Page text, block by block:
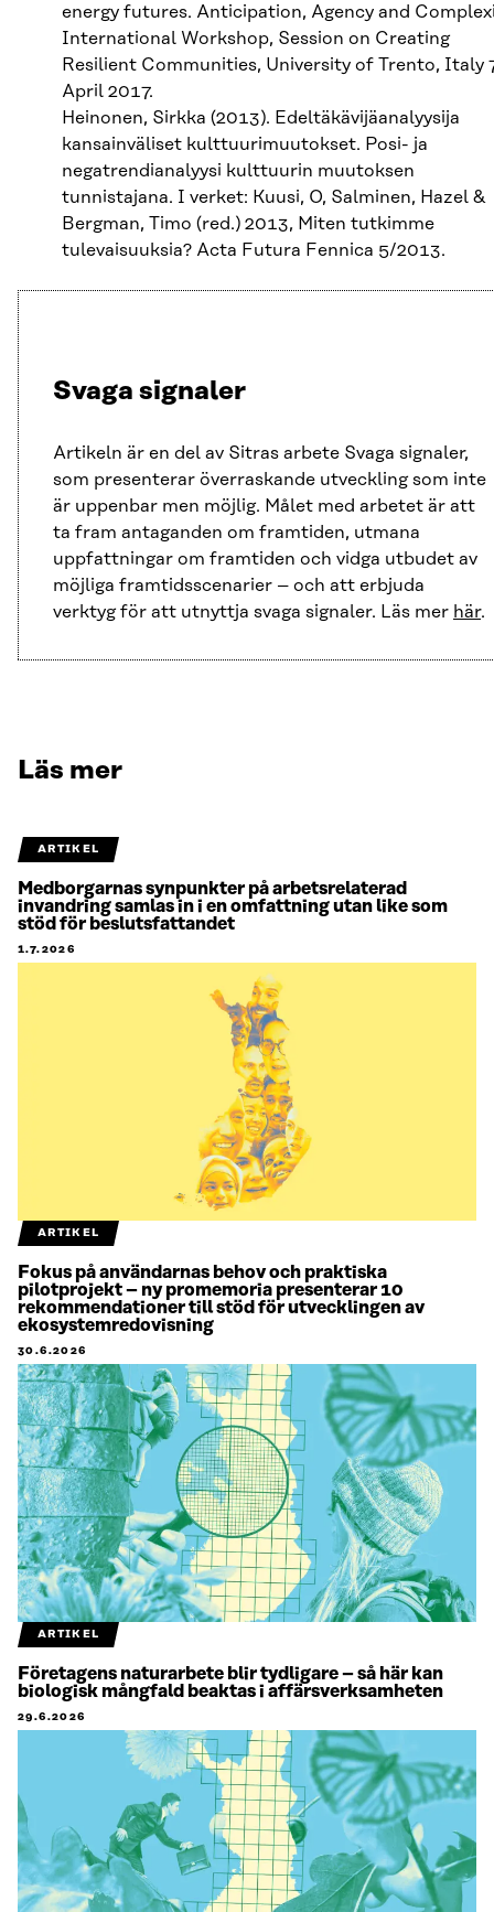
energy futures. Anticipation, Agency and
International Workshop, Session on Creating
Resilient Communities, University of Trento, Italy
April 2017.
Heinonen, Sirkka (2013). Edeltäkävijäanalyysija
kansainväliset kulttuurimuutokset. Posi- ja
negatrendianalyysi kulttuurin muutoksen
tunnistajana. I verket: Kuusi, O, Salminen, Hazel &
Bergman, Timo (red.) 2013, Miten tutkimme
tulevaisuuksia? Acta Futura Fennica 5/2013.
Svaga signaler
Artikeln är en del av Sitras arbete Svaga signaler,
som presenterar överraskande utveckling som inte
är uppenbar men möjlig. Målet med arbetet är att
ta fram antaganden om framtiden, utmana
uppfattningar om framtiden och vidga utbudet av
möjliga framtidsscenarier – och att erbjuda
verktyg för att utnyttja svaga signaler. Läs mer här.
Läs mer
ARTIKEL
Medborgarnas synpunkter på arbetsrelaterad
invandring samlas in i en omfattning utan like som
stöd för beslutsfattandet
1.7.2026
ARTIKEL
Fokus på användarnas behov och praktiska
pilotprojekt – ny promemoria presenterar 10
rekommendationer till stöd för utvecklingen av
ekosystemredovisning
30.6.2026
ARTIKEL
Företagens naturarbete blir tydligare – så här kan
biologisk mångfald beaktas i affärsverksamheten
29.6.2026